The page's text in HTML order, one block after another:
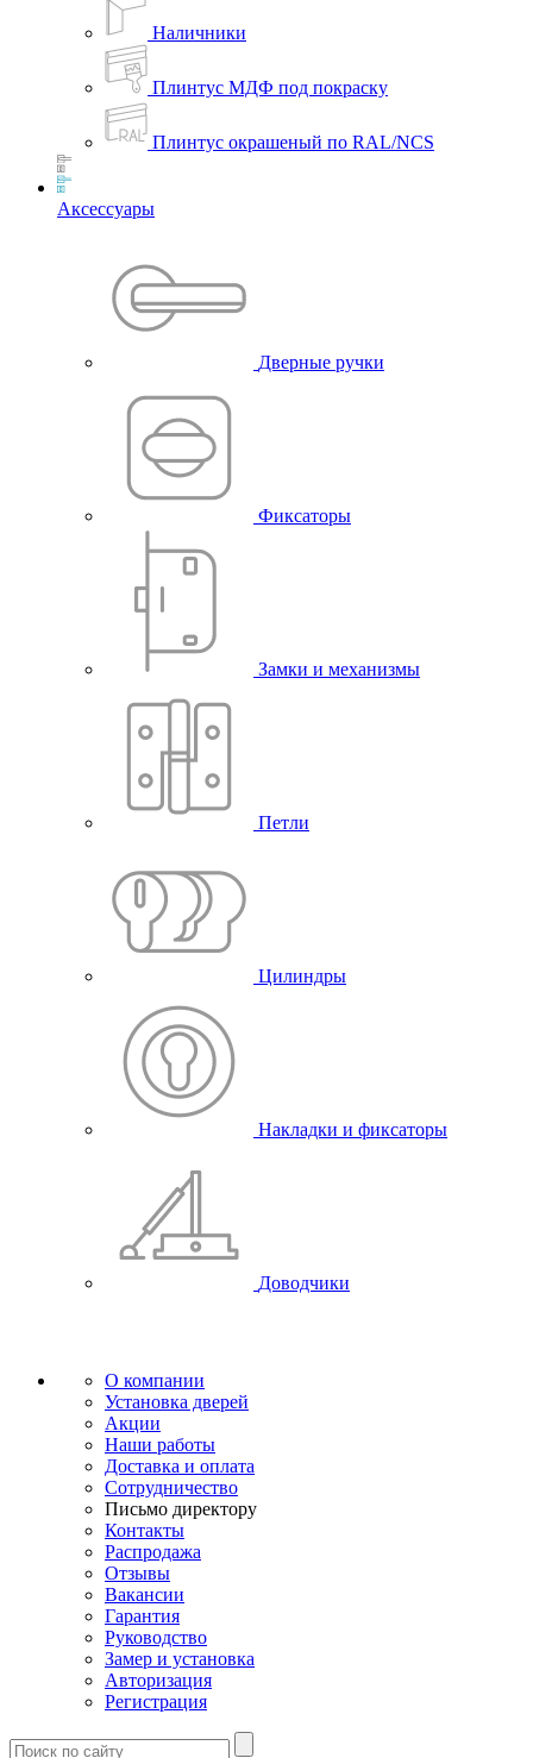
Наличники
Плинтус МДФ под покраску
Плинтус окрашеный по RAL/NCS
Аксессуары
Дверные ручки
Фиксаторы
Замки и механизмы
Петли
Цилиндры
Накладки и фиксаторы
Доводчики
О компании
Установка дверей
Акции
Наши работы
Доставка и оплата
Сотрудничество
Письмо директору
Контакты
Распродажа
Отзывы
Вакансии
Гарантия
Руководство
Замер и установка
Авторизация
Регистрация